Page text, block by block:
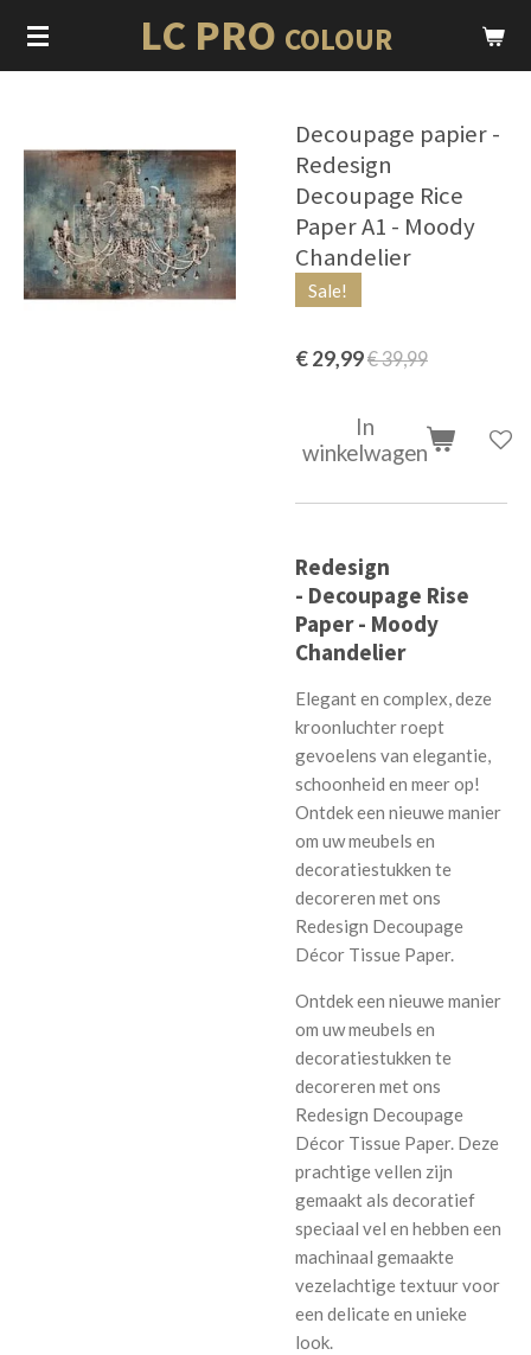
Ga
direct
LC PRO COLOUR
Decoupage papier -
Redesign
Decoupage Rice
Paper A1 - Moody
Chandelier
Sale!
€ 29,99€ 39,99
In
winkelwagen
Redesign
- Decoupage Rise
Paper - Moody
Chandelier
Elegant en complex, deze
kroonluchter roept
gevoelens van elegantie,
schoonheid en meer op!
Ontdek een nieuwe manier
om uw meubels en
decoratiestukken te
decoreren met ons
Redesign Decoupage
Décor Tissue Paper.
Ontdek een nieuwe manier
om uw meubels en
decoratiestukken te
decoreren met ons
Redesign Decoupage
Décor Tissue Paper. Deze
prachtige vellen zijn
gemaakt als decoratief
speciaal vel en hebben een
machinaal gemaakte
vezelachtige textuur voor
een delicate en unieke
look.